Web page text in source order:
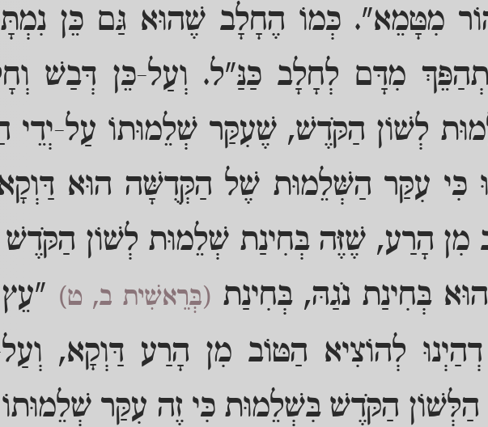
מִטָּמֵא". כְּמוֹ הֶחָלָב שֶׁהוּא גַּם כֵּן
מִדָּם לְחָלָב כַּנַּ"ל. וְעַל-כֵּן דְּבַשׁ
לְשׁוֹן הַקֹּדֶשׁ, שֶׁעִקַּר שְׁלֵמוּתוֹ עַל-יְדֵי
כִּי עִקַּר הַשְּׁלֵמוּת שֶׁל הַקְּדֻשָּׁה הוּא
מִן הָרַע, שֶׁזֶּה בְּחִינַת שְׁלֵמוּת לְשׁוֹן הַקֹּדֶשׁ
בְּחִינַת נֹגַהּ, בְּחִינַת (בְּרֵאשִׁית ב, ט)
לְהוֹצִיא הַטּוֹב מִן הָרַע דַּוְקָא,
הַקֹּדֶשׁ בִּשְׁלֵמוּת כִּי זֶה עִקַּר שְׁלֵמוּתוֹ